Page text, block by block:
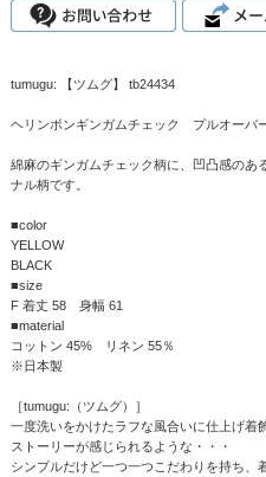
tumugu: 【ツムグ】 tb24434
ヘリンボンギンガムチェック プルオーバ
綿麻のギンガムチェック柄に、凹凸感のあ
ナル柄です。
■color
YELLOW
BLACK
■size
F 着丈 58 身幅 61
■material
コットン 45% リネン 55％
※日本製
［tumugu:（ツムグ）］
一度洗いをかけたラフな風合いに仕上げ着
ストーリーが感じられるような・・・
シンプルだけど一つ一つこだわりを持ち、